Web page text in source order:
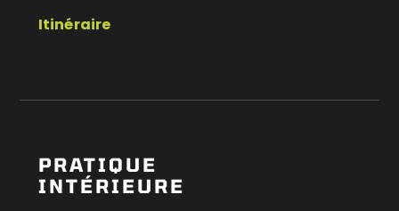
Itinéraire
PRATIQUE
INTÉRIEURE